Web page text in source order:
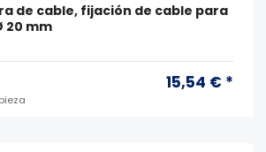
de cable, fijación de cable para
20 mm
15,54 € *